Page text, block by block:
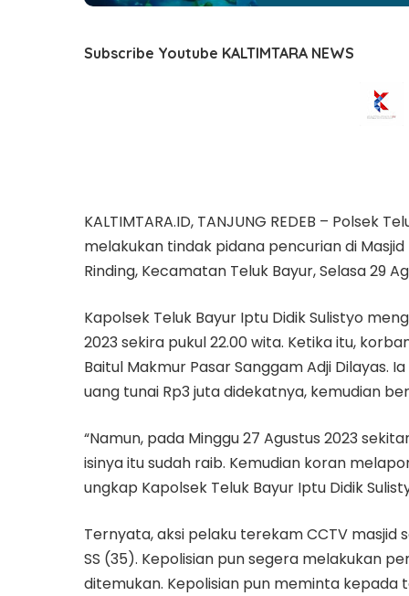
Subscribe Youtube KALTIMTARA NEWS
KALTIMTARA.ID, TANJUNG REDEB –
melakukan tindak pidana pencurian di
Rinding, Kecamatan Teluk Bayur, Selasa 29
Kapolsek Teluk Bayur Iptu Didik Sulistyo
2023 sekira pukul 22.00 wita. Ketika itu,
Baitul Makmur Pasar Sanggam Adji Dilayas.
uang tunai Rp3 juta didekatnya, kemudian
“Namun, pada Minggu 27 Agustus 2023
isinya itu sudah raib. Kemudian koran
ungkap Kapolsek Teluk Bayur Iptu Didik
Ternyata, aksi pelaku terekam CCTV masjid
SS (35). Kepolisian pun segera melakukan
ditemukan. Kepolisian pun meminta kepada